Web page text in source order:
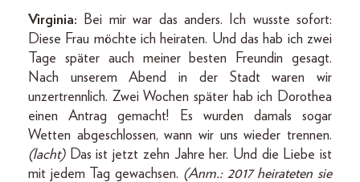
Virginia: Bei mir war das anders. Ich wusste sofort:
Diese Frau möchte ich heiraten. Und das hab ich zwei
Tage später auch meiner besten Freundin gesagt.
Nach unserem Abend in der Stadt waren wir
unzertrennlich. Zwei Wochen später hab ich Dorothea
einen Antrag gemacht! Es wurden damals sogar
Wetten abgeschlossen, wann wir uns wieder trennen.
(lacht) Das ist jetzt zehn Jahre her. Und die Liebe ist
mit jedem Tag gewachsen. (Anm.: 2017 heirateten sie